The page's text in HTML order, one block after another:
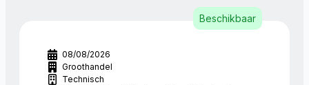
08/08/2026
Groothandel
Technisch
Beschikbaar